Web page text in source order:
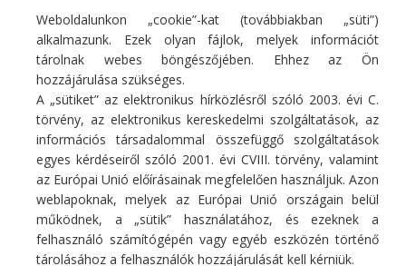
Monosplit oldalfali klíma
266 900 Ft
Monosplit oldalfali klíma
406 900Ft
Fő profilunk hűtő/fűtő légkondicionáló berendezések, hőszivattyúk
értékesítése, szakszerű telepítése, karbantartása, tisztítása, javítása.
E-mail:info@coolcontrol.hu
Telefon: +36 (30) 978-0649
Telefon: +36 (30) 542-0613
Weboldalunkon „cookie”-kat (továbbiakban „süti”)
alkalmazunk. Ezek olyan fájlok, melyek információt
tárolnak webes böngészőjében. Ehhez az Ön
hozzájárulása szükséges.
A „sütiket” az elektronikus hírközlésről szóló 2003. évi C.
törvény, az elektronikus kereskedelmi szolgáltatások, az
információs társadalommal összefüggő szolgáltatások
egyes kérdéseiről szóló 2001. évi CVIII. törvény, valamint
az Európai Unió előírásainak megfelelően használjuk. Azon
weblapoknak, melyek az Európai Unió országain belül
működnek, a „sütik” használatához, és ezeknek a
felhasználó számítógépén vagy egyéb eszközén történő
tárolásához a felhasználók hozzájárulását kell kérniük.